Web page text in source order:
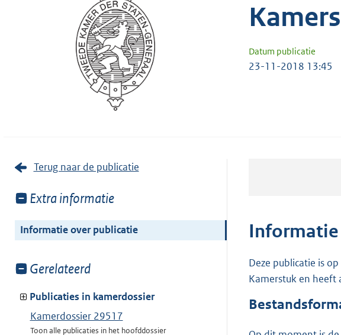
Datum publicatie
23-11-2018 13:45
Terug naar de publicatie
Toon
van:
Extra informatie
Informatie over publicatie
Toon
van:
Gerelateerd
Publicaties in kamerdossier
Kamerdossier 29517
Toon alle publicaties in het hoofddossier
Deze publicatie is
Kamerstuk en